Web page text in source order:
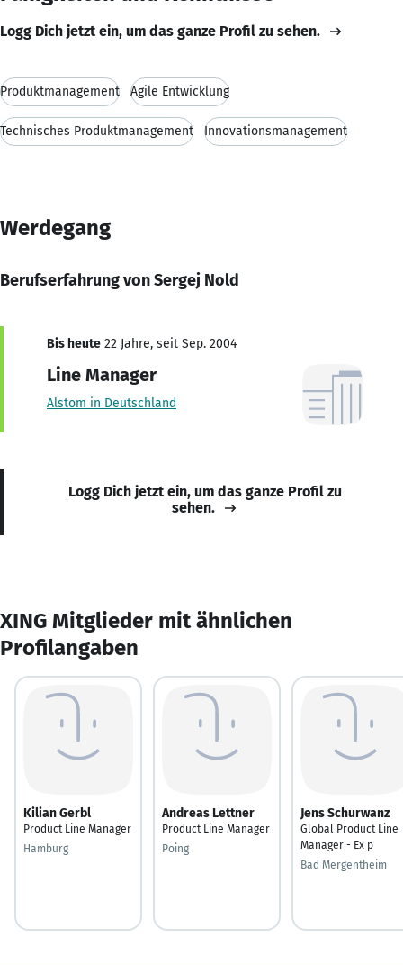
Logg Dich jetzt ein, um das ganze Profil zu sehen.
Produktmanagement Agile Entwicklung
Technisches Produktmanagement Innovationsmanagement
Werdegang
Berufserfahrung von Sergej Nold
Bis heute 22 Jahre, seit Sep. 2004
Line Manager
Alstom in Deutschland
Logg Dich jetzt ein, um das ganze Profil zu
sehen.
XING Mitglieder mit ähnlichen
Profilangaben
Kilian Gerbl
Product Line Manager
Hamburg
Andreas Lettner
Product Line Manager
Poing
Jens Schurwanz
Global Product Line
Manager - Ex p
Bad Mergentheim